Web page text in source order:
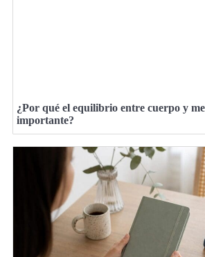
¿Por qué el equilibrio entre cuerpo y
importante?